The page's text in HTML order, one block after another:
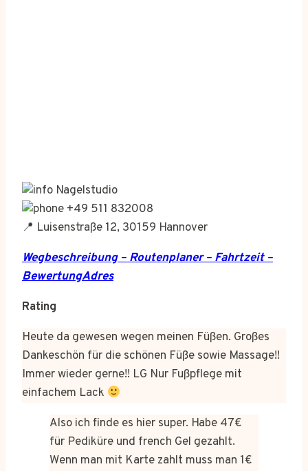
Nagelstudio
+49 511 832008
📍 Luisenstraße 12, 30159 Hannover
Wegbeschreibung – Routenplaner – Fahrtzeit –
BewertungAdres
Rating
Heute da gewesen wegen meinen Füßen. Großes
Dankeschön für die schönen Füße sowie Massage!!
Immer wieder gerne!! LG Nur Fußpflege mit
einfachem Lack
Also ich finde es hier super. Habe 47€
für Pediküre und french Gel gezahlt.
Wenn man mit Karte zahlt muss man 1€